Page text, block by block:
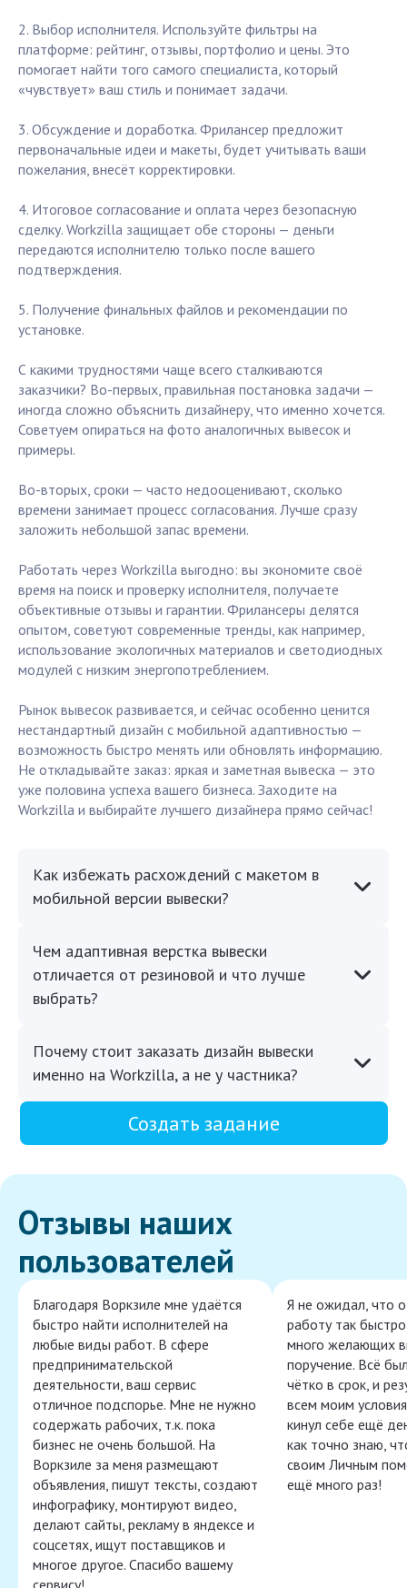
2. Выбор исполнителя. Используйте фильтры на
платформе: рейтинг, отзывы, портфолио и цены. Это
помогает найти того самого специалиста, который
«чувствует» ваш стиль и понимает задачи.
3. Обсуждение и доработка. Фрилансер предложит
первоначальные идеи и макеты, будет учитывать ваши
пожелания, внесёт корректировки.
4. Итоговое согласование и оплата через безопасную
сделку. Workzilla защищает обе стороны — деньги
передаются исполнителю только после вашего
подтверждения.
5. Получение финальных файлов и рекомендации по
установке.
С какими трудностями чаще всего сталкиваются
заказчики? Во-первых, правильная постановка задачи —
иногда сложно объяснить дизайнеру, что именно хочется.
Советуем опираться на фото аналогичных вывесок и
примеры.
Во-вторых, сроки — часто недооценивают, сколько
времени занимает процесс согласования. Лучше сразу
заложить небольшой запас времени.
Работать через Workzilla выгодно: вы экономите своё
время на поиск и проверку исполнителя, получаете
объективные отзывы и гарантии. Фрилансеры делятся
опытом, советуют современные тренды, как например,
использование экологичных материалов и светодиодных
модулей с низким энергопотреблением.
Рынок вывесок развивается, и сейчас особенно ценится
нестандартный дизайн с мобильной адаптивностью —
возможность быстро менять или обновлять информацию.
Не откладывайте заказ: яркая и заметная вывеска — это
уже половина успеха вашего бизнеса. Заходите на
Workzilla и выбирайте лучшего дизайнера прямо сейчас!
Как избежать расхождений с макетом в
мобильной версии вывески?
Чем адаптивная верстка вывески
отличается от резиновой и что лучше
выбрать?
Почему стоит заказать дизайн вывески
именно на Workzilla, а не у частника?
Создать задание
Отзывы наших
пользователей
Благодаря Воркзиле мне удаётся
быстро найти исполнителей на
любые виды работ. В сфере
предпринимательской
деятельности, ваш сервис
отличное подспорье. Мне не нужно
содержать рабочих, т.к. пока
бизнес не очень большой. На
Воркзиле за меня размещают
объявления, пишут тексты, создают
инфографику, монтируют видео,
делают сайты, рекламу в яндексе и
соцсетях, ищут поставщиков и
многое другое. Спасибо вашему
Я не ожидал, что
работу так
много желающих
поручение. Всё
чётко в срок, и
всем моим
кинул себе ещё
как точно знаю,
своим Личным
ещё много раз!